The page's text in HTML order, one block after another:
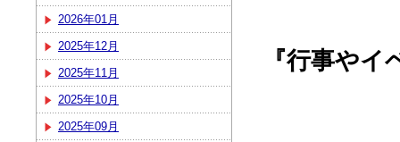
2026年01月
2025年12月
2025年11月
2025年10月
2025年09月
『行事や